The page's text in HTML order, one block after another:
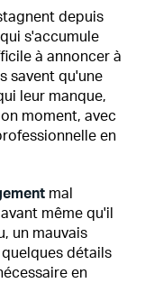
depuis
s'accumule
à annoncer à
savent qu'une
leur manque,
moment, avec
en
mal
même qu'il
un mauvais
détails
en